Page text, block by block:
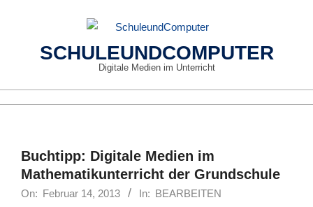
SCHULEUNDCOMPUTER
Digitale Medien im Unterricht
MenuBuchtipp: Digitale Medien im
Mathematikunterricht der Grundschule
On: Februar 14, 2013 In: BEARBEITEN